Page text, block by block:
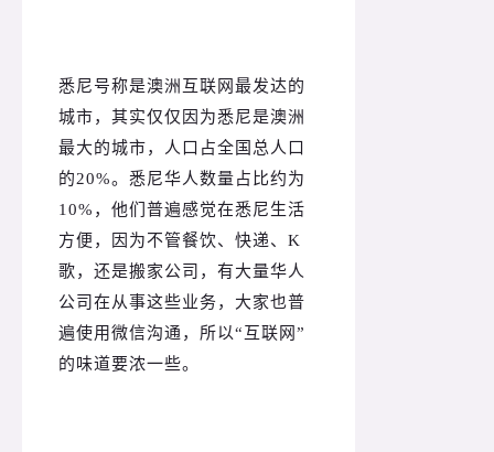
悉尼号称是澳洲互联网最发达的
城市，其实仅仅因为悉尼是澳洲
最大的城市，人口占全国总人口
的20%。 悉尼华人数量占比约为
10%，他们普遍感觉在悉尼生活
方便，因为不管餐饮、快递、K
歌，还是搬家公司，有大量华人
公司在从事这些业务，大家也普
遍使用微信沟通，所以“互联网”
的味道要浓一些。